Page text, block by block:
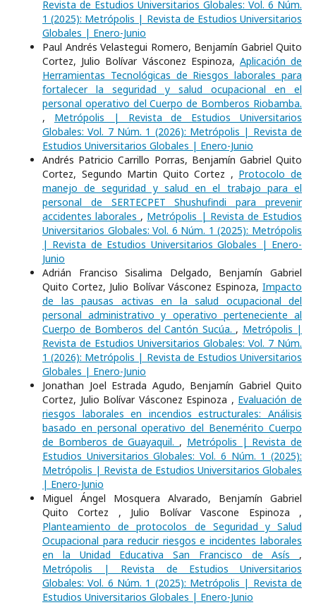
Revista de Estudios Universitarios Globales: Vol. 6 Núm.
1 (2025): Metrópolis | Revista de Estudios Universitarios
Globales | Enero-Junio
Paul Andrés Velastegui Romero, Benjamín Gabriel Quito
Cortez, Julio Bolívar Vásconez Espinoza, Aplicación de
Herramientas Tecnológicas de Riesgos laborales para
fortalecer la seguridad y salud ocupacional en el
personal operativo del Cuerpo de Bomberos Riobamba.
, Metrópolis | Revista de Estudios Universitarios
Globales: Vol. 7 Núm. 1 (2026): Metrópolis | Revista de
Estudios Universitarios Globales | Enero-Junio
Andrés Patricio Carrillo Porras, Benjamín Gabriel Quito
Cortez, Segundo Martin Quito Cortez , Protocolo de
manejo de seguridad y salud en el trabajo para el
personal de SERTECPET Shushufindi para prevenir
accidentes laborales , Metrópolis | Revista de Estudios
Universitarios Globales: Vol. 6 Núm. 1 (2025): Metrópolis
| Revista de Estudios Universitarios Globales | Enero-
Junio
Adrián Franciso Sisalima Delgado, Benjamín Gabriel
Quito Cortez, Julio Bolívar Vásconez Espinoza, Impacto
de las pausas activas en la salud ocupacional del
personal administrativo y operativo perteneciente al
Cuerpo de Bomberos del Cantón Sucúa. , Metrópolis |
Revista de Estudios Universitarios Globales: Vol. 7 Núm.
1 (2026): Metrópolis | Revista de Estudios Universitarios
Globales | Enero-Junio
Jonathan Joel Estrada Agudo, Benjamín Gabriel Quito
Cortez, Julio Bolívar Vásconez Espinoza , Evaluación de
riesgos laborales en incendios estructurales: Análisis
basado en personal operativo del Benemérito Cuerpo
de Bomberos de Guayaquil. , Metrópolis | Revista de
Estudios Universitarios Globales: Vol. 6 Núm. 1 (2025):
Metrópolis | Revista de Estudios Universitarios Globales
| Enero-Junio
Miguel Ángel Mosquera Alvarado, Benjamín Gabriel
Quito Cortez , Julio Bolívar Vascone Espinoza ,
Planteamiento de protocolos de Seguridad y Salud
Ocupacional para reducir riesgos e incidentes laborales
en la Unidad Educativa San Francisco de Asís ,
Metrópolis | Revista de Estudios Universitarios
Globales: Vol. 6 Núm. 1 (2025): Metrópolis | Revista de
Estudios Universitarios Globales | Enero-Junio